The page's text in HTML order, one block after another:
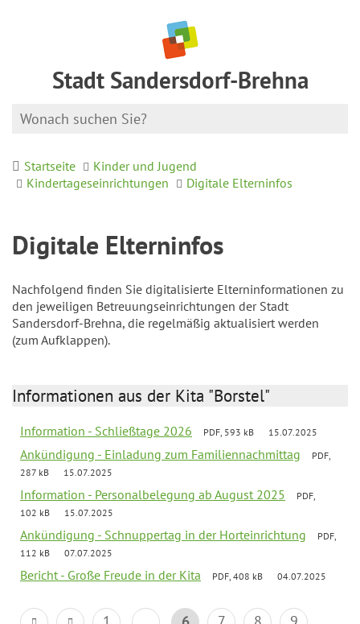
Stadt Sandersdorf-Brehna
Startseite
Kinder und Jugend
Kindertageseinrichtungen
Digitale Elterninfos
Digitale Elterninfos
Nachfolgend finden Sie digitalisierte Elterninformationen zu
den jeweiligen Betreuungseinrichtungen der Stadt
Sandersdorf-Brehna, die regelmäßig aktualisiert werden
(zum Aufklappen).
Informationen aus der Kita "Borstel"
Information - Schließtage 2026 PDF, 593 kB 15.07.2025
Ankündigung - Einladung zum Familiennachmittag
PDF,
287 kB
15.07.2025
Information - Personalbelegung ab August 2025
PDF,
102 kB
15.07.2025
Ankündigung - Schnuppertag in der Horteinrichtung
PDF,
112 kB
07.07.2025
Bericht - Große Freude in der Kita PDF, 408 kB 04.07.2025